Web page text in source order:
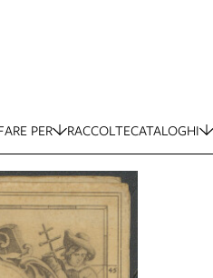
PER RACCOLTECATALOGHI